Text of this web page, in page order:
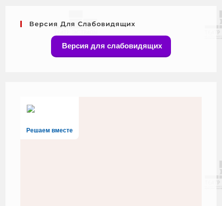
Версия Для Слабовидящих
Версия для слабовидящих
Решаем вместе